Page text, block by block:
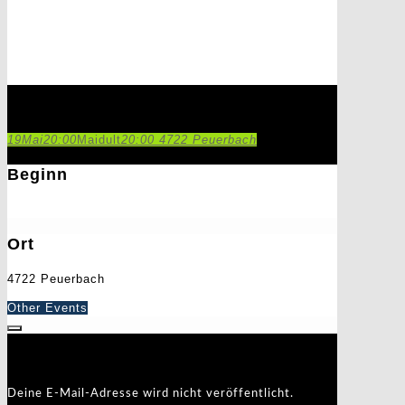
19Mai20:00 Maidult20:00 4722 Peuerbach
Beginn
Ort
4722 Peuerbach
Other Events
Deine E-Mail-Adresse wird nicht veröffentlicht.